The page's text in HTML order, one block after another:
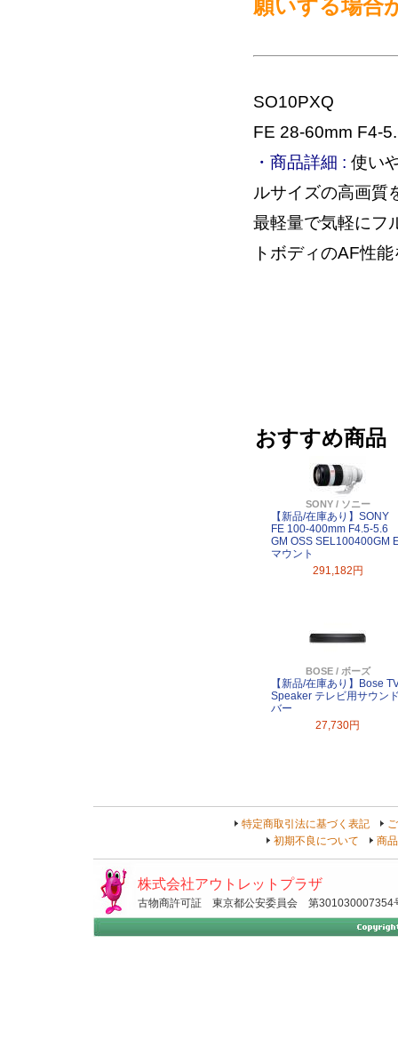
願いする場合
SO10PXQ
FE 28-60mm F4-
・商品詳細 : 使い
ルサイズの高画質
最軽量で気軽にフ
トボディのAF性
おすすめ商品
SONY / ソニー
【新品/在庫あり】SONY
FE 100-400mm F4.5-5.6
GM OSS SEL100400GM
マウント
291,182円
BOSE / ボーズ
【新品/在庫あり】Bose
Speaker テレビ用サウン
バー
27,730円
特定商取引法に基づく表記
初期不良について
商
株式会社アウトレットプラザ
古物商許可証 東京都公安委員会 第301030007354